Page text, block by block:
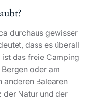
durchaus gewisser
dass es überall
das freie Camping
oder am
anderen Balearen
der Natur und der